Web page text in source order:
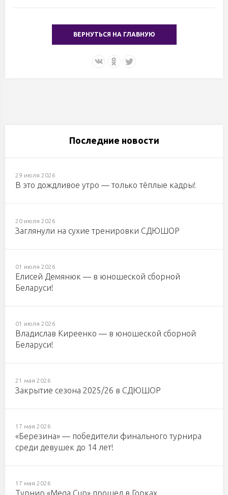
ВЕРНУТЬСЯ НА ГЛАВНУЮ
Последние новости
29 июля 2026
В это дождливое утро — только тёплые кадры!
20 июля 2026
Заглянули на сухие тренировки СДЮШОР
01 июля 2026
Елисей Демянюк — в юношеской сборной
Беларуси!
01 июля 2026
Владислав Киреенко — в юношеской сборной
Беларуси!
21 мая 2026
Закрытие сезона 2025/26 в СДЮШОР
17 мая 2026
«Березина» — победители финального турнира
среди девушек до 14 лет!
17 мая 2026
Турнир «Mega Cup» прошел в Горках